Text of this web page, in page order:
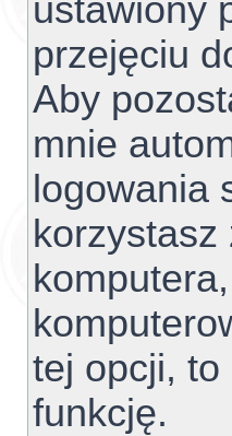
ustawiony
przejęciu
Aby
mnie
logowania
korzystasz
tej opcji, to
funkcję.